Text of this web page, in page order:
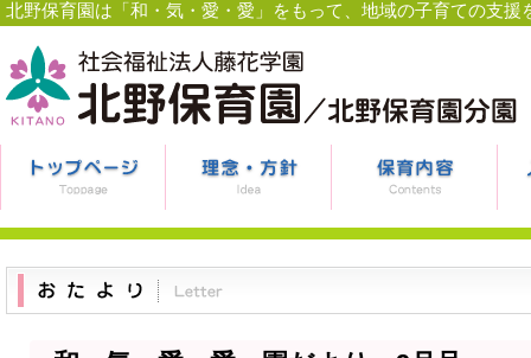
北野保育園は「和・気・愛・愛」をもって、地域の子育ての支援